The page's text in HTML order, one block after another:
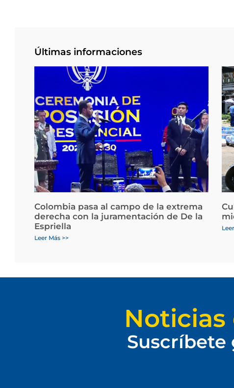
Últimas informaciones
Colombia pasa al campo de la extrema
derecha con la juramentación de De la
Espriella
Leer Más >>
Suscríbete